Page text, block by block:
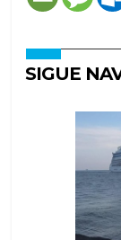
SIGUE